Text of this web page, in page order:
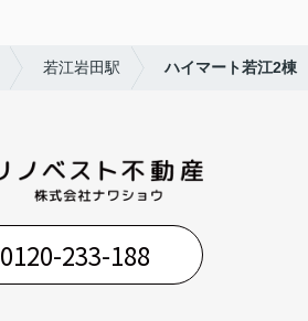
若江岩田駅 ハイマート若江2棟
0120-233-188